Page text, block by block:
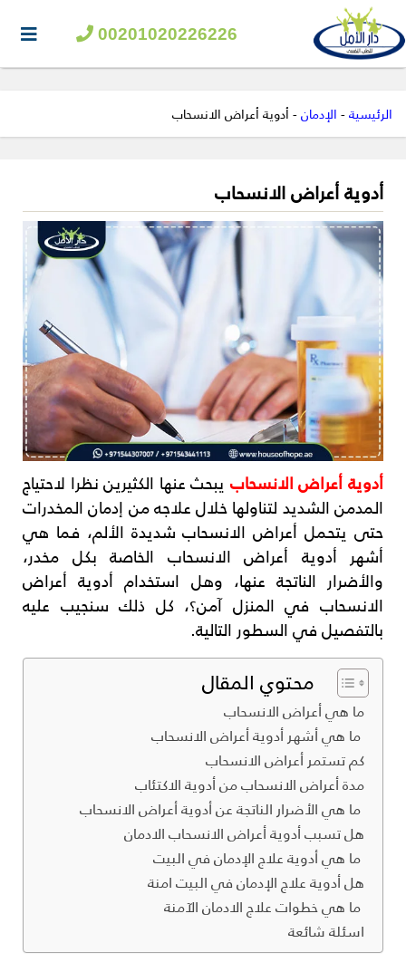
00201020226226
الرئيسية-الإدمان-أدوية أعراض الانسحاب
أدوية أعراض الانسحاب
أدوية أعراض الانسحاب يبحث عنها الكثيرين نظرا لاحتياج
المدمن الشديد لتناولها خلال علاجه من إدمان المخدرات
حتى يتحمل أعراض الانسحاب شديدة الألم، فما هي
أشهر أدوية أعراض الانسحاب الخاصة بكل مخدر،
والأضرار الناتجة عنها، وهل استخدام أدوية أعراض
الانسحاب في المنزل آمن؟، كل ذلك سنجيب عليه
بالتفصيل في السطور التالية.
محتوي المقال
ما هي أعراض الانسحاب
ما هي أشهر أدوية أعراض الانسحاب
كم تستمر أعراض الانسحاب
مدة أعراض الانسحاب من أدوية الاكتئاب
ما هي الأضرار الناتجة عن أدوية أعراض الانسحاب
هل تسبب أدوية أعراض الانسحاب الادمان
ما هي أدوية علاج الإدمان في البيت
هل أدوية علاج الإدمان في البيت امنة
ما هي خطوات علاج الادمان الآمنة
اسئلة شائعة